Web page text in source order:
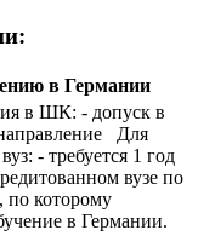
в Германии
в ШК: - допуск в
Для
- требуется 1 год
вузе по
которому
в Германии.